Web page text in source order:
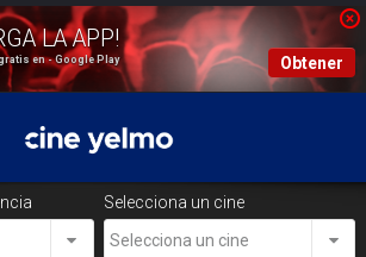
en - Google Play Obtener
Selecciona un cine
Selecciona un cine